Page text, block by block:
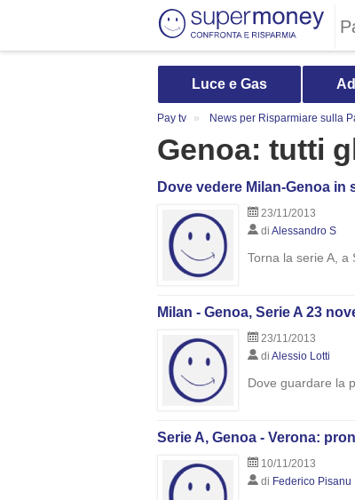
Luce e Gas
Pay tv News per Risparmiare sulla
Genoa: tutti
Dove vedere Milan-Genoa
23/11/2013
di Alessandro S
Torna la serie A, a
Milan - Genoa, Serie A 23
23/11/2013
di Alessio Lotti
Dove guardare la
Serie A, Genoa - Verona:
10/11/2013
di Federico Pisanu